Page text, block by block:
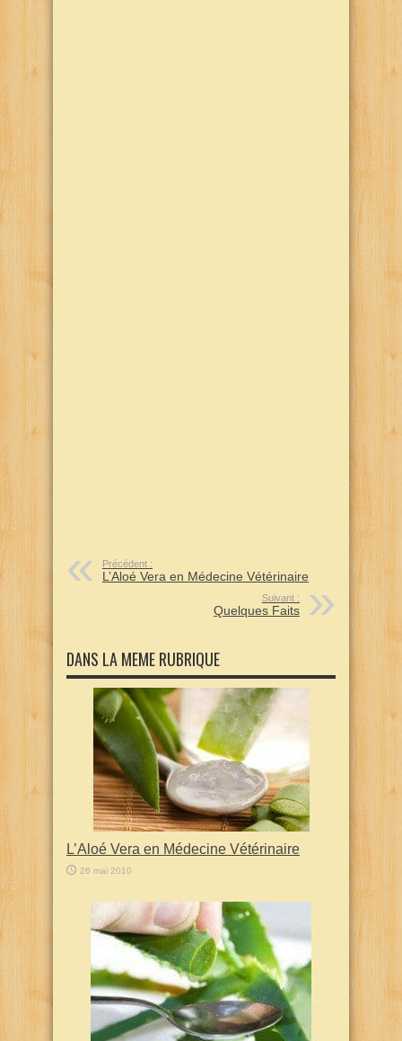
Précédent :
L’Aloé Vera en Médecine Vétérinaire
Suivant :
Quelques Faits
DANS LA MEME RUBRIQUE
L’Aloé Vera en Médecine Vétérinaire
26 mai 2010